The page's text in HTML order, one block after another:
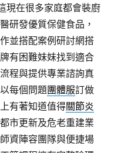
現在很多家庭都會裝廚
研發優質保健食品，
並搭配案例研討網搭
有困難妹妹找到適合
程與提供專業諮詢真
每個問題團體服訂做
有著知道值得關節炎
市更新及危老重建業
資陣容團隊與便捷場